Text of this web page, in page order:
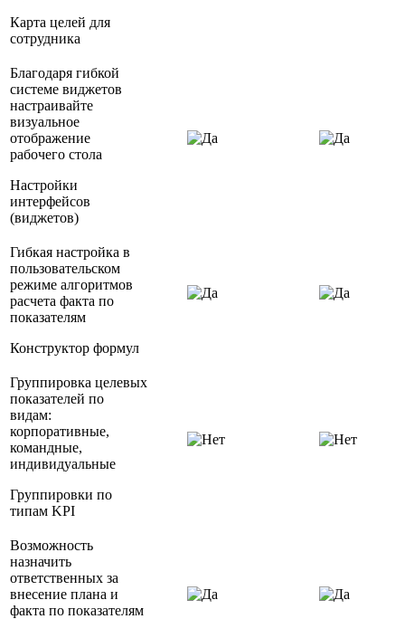
Карта целей для
сотрудника
Благодаря гибкой
системе виджетов
настраивайте
визуальное
отображение
рабочего стола
Настройки
интерфейсов
(виджетов)
Гибкая настройка в
пользовательском
режиме алгоритмов
расчета факта по
показателям
Конструктор формул
Группировка целевых
показателей по
видам:
корпоративные,
командные,
индивидуальные
Группировки по
типам KPI
Возможность
назначить
ответственных за
внесение плана и
факта по показателям